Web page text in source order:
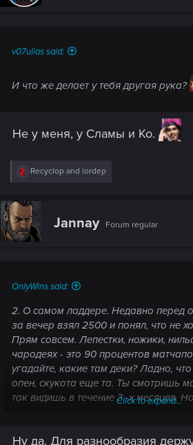
v07ulias said:
И что же делает у тебя другая рука?
Не у меня, у Сламы и Ко.
R
c
t
i
o
Recyclop and lordep
Jannay Forum regular
OnlyWins said:
2. О самом ладдере. Недавно перед
за вечер взял 2500 и понял, что не
Прям совсем. Лепестки, ножики,
чародеях - это 90 процентов
угадайте, какие там деки? Ладно,
опен, скукота еще та. Ты смотришь
так видишь в течение 3 -х месяцев.
Click to expand...
Ну да. Для разнообразия